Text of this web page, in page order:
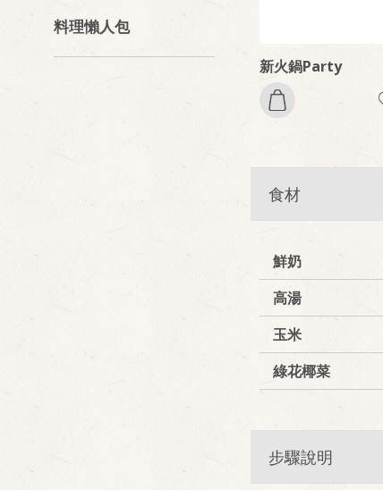
料理懶人包
新火鍋Party
食材
鮮奶
高湯
玉米
綠花椰菜
步驟說明